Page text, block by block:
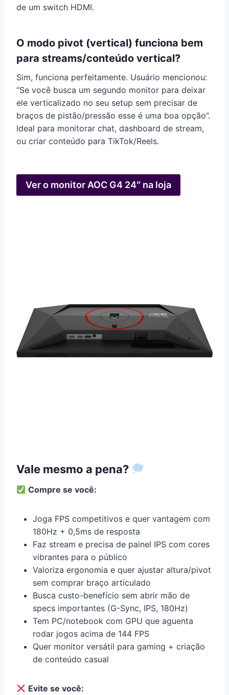
de um switch HDMI.
O modo pivot (vertical) funciona bem
para streams/conteúdo vertical?
Sim, funciona perfeitamente. Usuário mencionou:
“Se você busca um segundo monitor para deixar
ele verticalizado no seu setup sem precisar de
braços de pistão/pressão esse é uma boa opção”.
Ideal para monitorar chat, dashboard de stream,
ou criar conteúdo para TikTok/Reels.
Ver o monitor AOC G4 24″ na loja
Vale mesmo a pena?
Compre se você:
Joga FPS competitivos e quer vantagem com
180Hz + 0,5ms de resposta
Faz stream e precisa de painel IPS com cores
vibrantes para o público
Valoriza ergonomia e quer ajustar altura/pivot
sem comprar braço articulado
Busca custo-benefício sem abrir mão de
specs importantes (G-Sync, IPS, 180Hz)
Tem PC/notebook com GPU que aguenta
rodar jogos acima de 144 FPS
Quer monitor versátil para gaming + criação
de conteúdo casual
Evite se você: